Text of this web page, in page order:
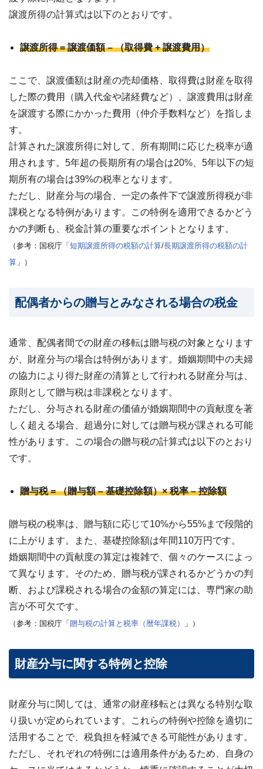
譲渡所得の計算式は以下のとおりです。
譲渡所得 = 譲渡価額 – （取得費 + 譲渡費用）
ここで、譲渡価額は財産の売却価格、取得費は財産を取得
した際の費用（購入代金や諸経費など）、譲渡費用は財産
を譲渡する際にかかった費用（仲介手数料など）を指しま
す。
計算された譲渡所得に対して、所有期間に応じた税率が適
用されます。5年超の長期所有の場合は20%、5年以下の短
期所有の場合は39%の税率となります。
ただし、財産分与の場合、一定の条件下で譲渡所得税が非
課税となる特例があります。この特例を適用できるかどう
かの判断も、税金計算の重要なポイントとなります。
（参考：国税庁「 短期譲渡所得の税額の計算/長期譲渡所得の税額の計
算 」）
配偶者からの贈与とみなされる場合の税金
通常、配偶者間での財産の移転は贈与税の対象となります
が、財産分与の場合は特例があります。婚姻期間中の夫婦
の協力により得た財産の清算として行われる財産分与は、
原則として贈与税は非課税となります。
ただし、分与される財産の価値が婚姻期間中の貢献度を著
しく超える場合、超過分に対しては贈与税が課される可能
性があります。この場合の贈与税の計算式は以下のとおり
です。
贈与税 = （贈与額 – 基礎控除額）× 税率 – 控除額
贈与税の税率は、 贈与額に応じて10%から55%まで段階的
に上がります。また、基礎控除額は年間110万円です。
婚姻期間中の貢献度の算定は複雑で、個々のケースによっ
て異なります。そのため、贈与税が課されるかどうかの判
断、および課税される場合の金額の算定には、専門家の助
言が不可欠です。
（参考：国税庁「 贈与税の計算と税率（暦年課税） 」）
財産分与に関する特例と控除
財産分与に関しては、通常の財産移転とは異なる特別な取
り扱いが定められています。これらの特例や控除を適切に
活用することで、税負担を軽減できる可能性があります。
ただし、それぞれの特例には適用条件があるため、自身の